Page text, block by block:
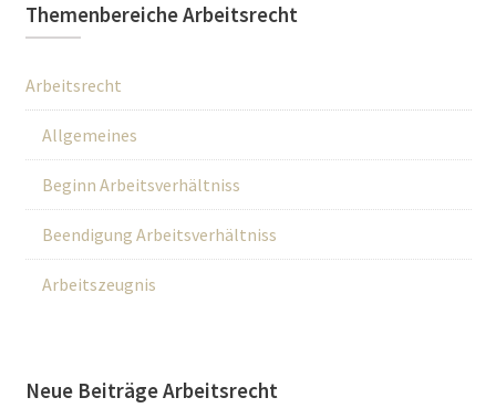
Themenbereiche Arbeitsrecht
Arbeitsrecht
Allgemeines
Beginn Arbeitsverhältniss
Beendigung Arbeitsverhältniss
Arbeitszeugnis
Neue Beiträge Arbeitsrecht